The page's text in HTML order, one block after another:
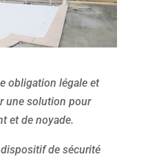
obligation légale et
une solution pour
et de noyade.
de sécurité